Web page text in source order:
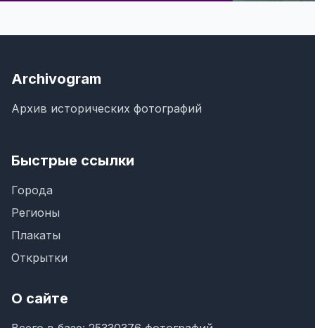
Archivogram
Архив исторических фотографий
Быстрые ссылки
Города
Регионы
Плакаты
Открытки
О сайте